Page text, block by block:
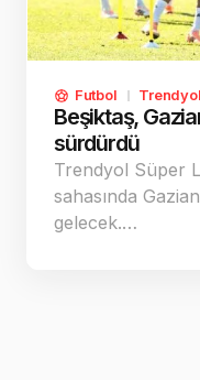
Futbol
Beşiktaş,
sürdürdü
Trendyol Süper
sahasında
gelecek.…